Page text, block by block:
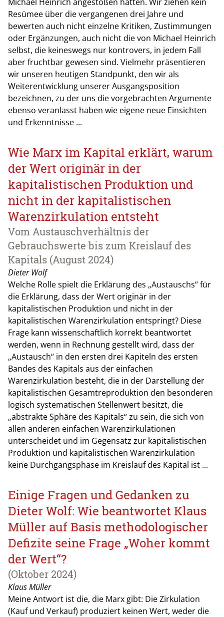
Resümee über die vergangenen drei Jahre und
bewerten auch nicht einzelne Kritiken, Zustimmungen
oder Ergänzungen, auch nicht die von Michael Heinrich
selbst, die keineswegs nur kontrovers, in jedem Fall
aber fruchtbar gewesen sind. Vielmehr präsentieren
wir unseren heutigen Standpunkt, den wir als
Weiterentwicklung unserer Ausgangsposition
bezeichnen, zu der uns die vorgebrachten Argumente
ebenso veranlasst haben wie eigene neue Einsichten
und Erkenntnisse ...
Wie Marx im Kapital erklärt, warum
der Wert originär in der
kapitalistischen Produktion und
nicht in der kapitalistischen
Warenzirkulation entsteht
Vom Austauschverhältnis der
Gebrauchswerte bis zum Kreislauf des
Kapitals (August 2024)
Dieter Wolf
Welche Rolle spielt die Erklärung des „Austauschs“ für
die Erklärung, dass der Wert originär in der
kapitalistischen Produktion und nicht in der
kapitalistischen Warenzirkulation entspringt? Diese
Frage kann wissenschaftlich korrekt beantwortet
werden, wenn in Rechnung gestellt wird, dass der
„Austausch“ in den ersten drei Kapiteln des ersten
Bandes des Kapitals aus der einfachen
Warenzirkulation besteht, die in der Darstellung der
kapitalistischen Gesamtreproduktion den besonderen
logisch systematischen Stellenwert besitzt, die
„abstrakte Sphäre des Kapitals“ zu sein, die sich von
allen anderen einfachen Warenzirkulationen
unterscheidet und im Gegensatz zur kapitalistischen
Produktion und kapitalistischen Warenzirkulation
keine Durchgangsphase im Kreislauf des Kapital ist ...
Einige Fragen und Gedanken zu
Dieter Wolf: Wie beantwortet Klaus
Müller auf Basis methodologischer
Defizite seine Frage „Woher kommt
der Wert“?
(Oktober 2024)
Klaus Müller
Meine Antwort ist die, die Marx gibt: Die Zirkulation
(Kauf und Verkauf) produziert keinen Wert, weder die